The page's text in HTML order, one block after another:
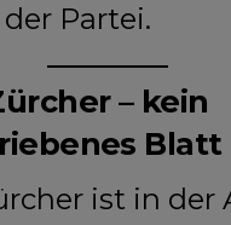
Partei.
– kein
Blatt
ist in der